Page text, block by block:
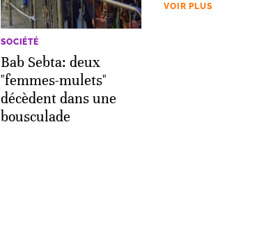
SOCIÉTÉ
Bab Sebta: deux
"femmes-mulets"
décèdent dans une
bousculade
VOIR PLUS